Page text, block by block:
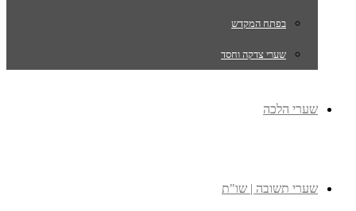
בפתח המקדש
שערי צדקה וחסד
שערי הלכה
שערי תשובה | שו"ת